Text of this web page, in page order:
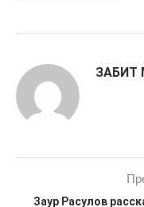
ЗАБИТ
Заур Расулов